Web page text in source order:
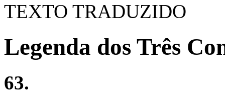
TEXTO TRADUZIDO
Legenda dos Três
63.